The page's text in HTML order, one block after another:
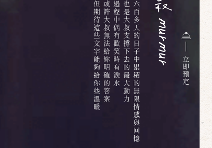
六百多天的日子中累積的無限情感與回憶
也是大叔支撐下去的最大動力
過程中偶有歡笑時有淚水
或許大叔無法給妳明確的答案
但期待這些文字能夠給你些溫暖 立
即
預
定